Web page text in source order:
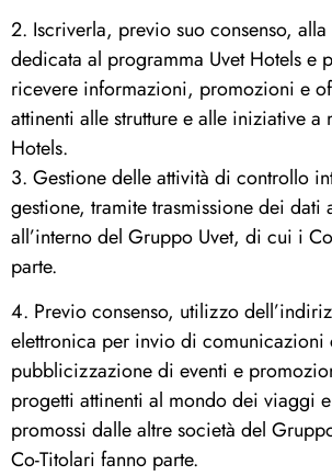
2. Iscriverla, previo suo consenso, alla
dedicata al programma Uvet Hotels e
ricevere informazioni, promozioni e
attinenti alle strutture e alle iniziative a
Hotels.
3. Gestione delle attività di controllo
gestione, tramite trasmissione dei dati
all’interno del Gruppo Uvet, di cui i
parte.
4. Previo consenso, utilizzo
elettronica per invio di comunicazioni
pubblicizzazione di eventi e
progetti attinenti al mondo dei viaggi
promossi dalle altre società del
Co-Titolari fanno parte.